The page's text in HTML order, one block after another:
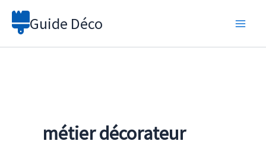
Aller
Guide Déco
métier décorateur